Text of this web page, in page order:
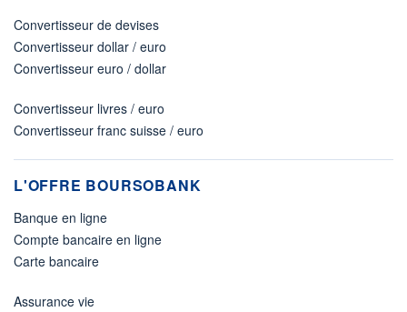
Convertisseur de devises
Convertisseur dollar / euro
Convertisseur euro / dollar
Convertisseur livres / euro
Convertisseur franc suisse / euro
L'OFFRE BOURSOBANK
Banque en ligne
Compte bancaire en ligne
Carte bancaire
Assurance vie